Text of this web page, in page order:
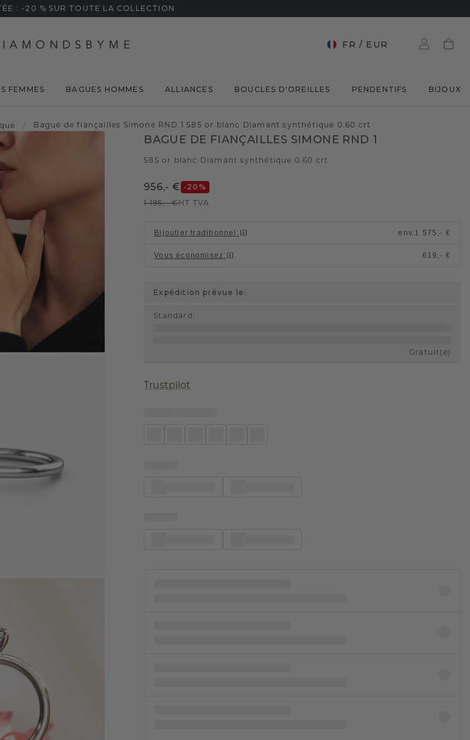
: -20 % SUR TOUTE LA COLLECTION
FR / EUR
FEMMES BAGUES HOMMES ALLIANCES BOUCLES D'OREILLES PENDENTIFS BIJOUX
/ Bague de fiançailles Simone RND 1 585 or blanc Diamant synthétique 0.60 crt
BAGUE DE FIANÇAILLES SIMONE RND 1
585 or blanc Diamant synthétique 0.60 crt
956,- € -20 %
1 195,- €HT TVA
Bijoutier traditionnel : env. 1 575,- €
Vous économisez: 619,- €
Expédition prévue le:
Standard :
Gratuit(e)
Trustpilot